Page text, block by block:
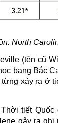
North
(tên cũ
bang Bắc
xảy ra ở
tiết Quốc
gây ra